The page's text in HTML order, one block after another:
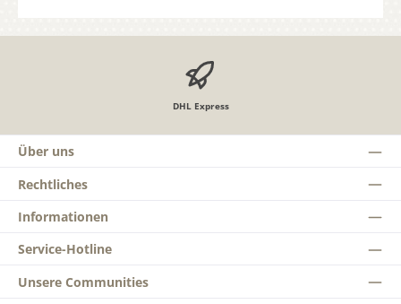
DHL Express
Über uns
Rechtliches
Informationen
Service-Hotline
Unsere Communities